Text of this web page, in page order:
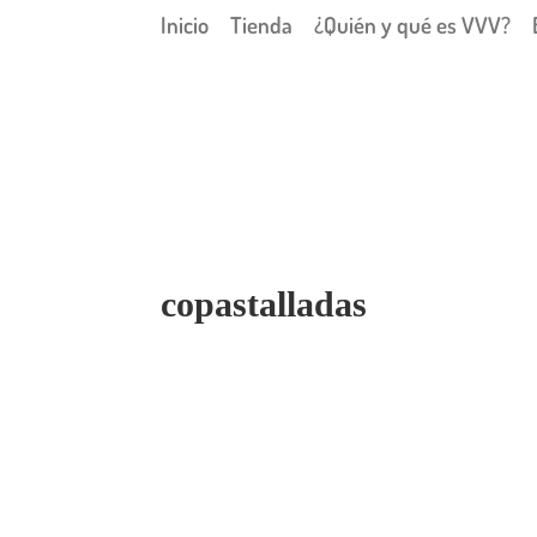
Inicio Tienda ¿Quién y qué es VVV?
copastalladas